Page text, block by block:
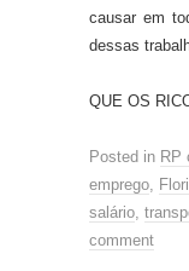
causar em
dessas
QUE OS
Posted in RP
emprego
salário
comment